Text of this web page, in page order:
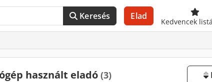
Keresés Elad
Kedvencek
használt eladó (3)